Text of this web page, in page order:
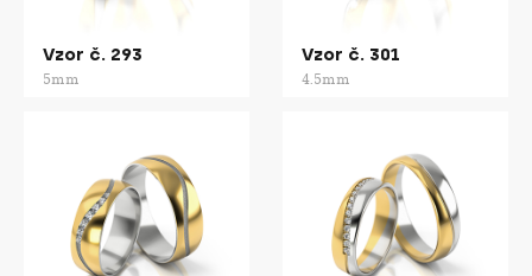
Vzor č. 293
5mm
Vzor č. 301
4.5mm